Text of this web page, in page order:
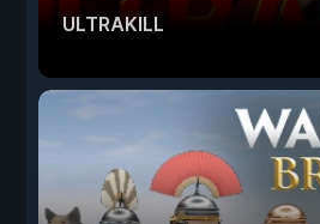
ULTRAKILL